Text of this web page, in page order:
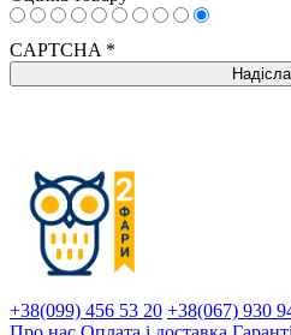
CAPTCHA *
+38(099) 456 53 20 +38(067) 930